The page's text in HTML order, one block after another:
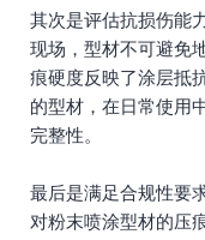
其次是评估抗损伤能
现场，型材不可避免
痕硬度反映了涂层抵
的型材，在日常使用
完整性。
最后是满足合规性要
对粉末喷涂型材的压